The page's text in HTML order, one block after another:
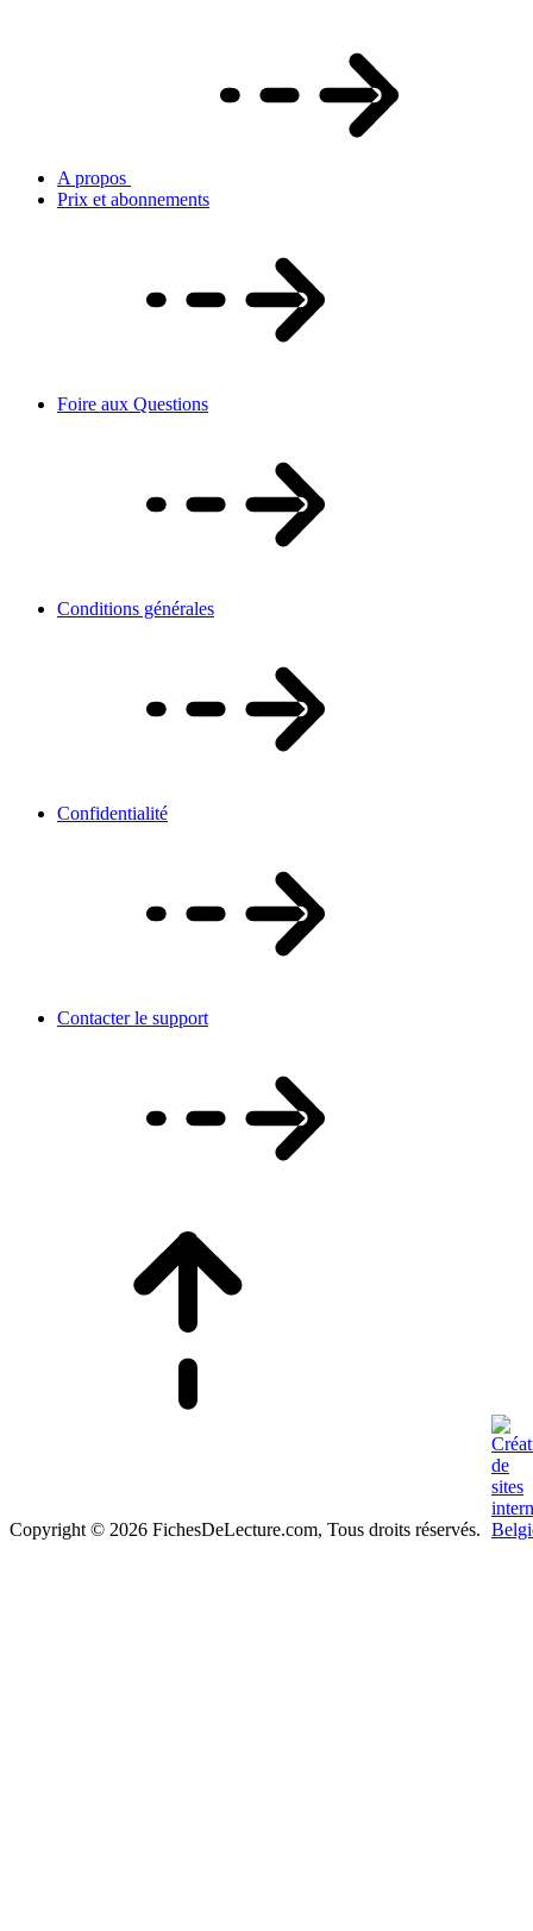
A propos
Prix et abonnements
Foire aux Questions
Conditions générales
Confidentialité
Contacter le support
Copyright © 2026 FichesDeLecture.com, Tous droits réservés.